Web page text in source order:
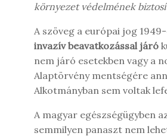
környezet védelmének
A szöveg a európai jog
invazív beavatkozással járó
nem járó esetekben vagy a
Alaptörvény mentségére
Alkotmányban sem voltak
A magyar egészségügyben
semmilyen panaszt nem